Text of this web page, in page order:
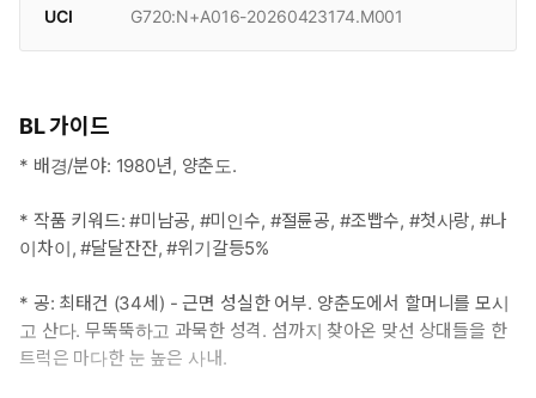
UCI
G720:N+A016-20260423174.M001
BL 가이드
* 배경/분야: 1980년, 양춘도.
* 작품 키워드: #미남공, #미인수, #절륜공, #조빱수, #첫사랑, #나
이차이, #달달잔잔, #위기갈등5%
* 공: 최태건 (34세) - 근면 성실한 어부. 양춘도에서 할머니를 모시
고 산다. 무뚝뚝하고 과묵한 성격. 섬까지 찾아온 맞선 상대들을 한
트럭은 마다한 눈 높은 사내.